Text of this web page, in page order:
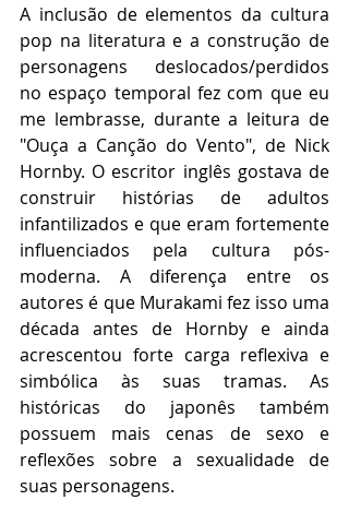
A inclusão de elementos da cultura
pop na literatura e a construção de
personagens deslocados/perdidos
no espaço temporal fez com que eu
me lembrasse, durante a leitura de
"Ouça a Canção do Vento", de Nick
Hornby. O escritor inglês gostava de
construir histórias de adultos
infantilizados e que eram fortemente
influenciados pela cultura pós-
moderna. A diferença entre os
autores é que Murakami fez isso uma
década antes de Hornby e ainda
acrescentou forte carga reflexiva e
simbólica às suas tramas. As
históricas do japonês também
possuem mais cenas de sexo e
reflexões sobre a sexualidade de
suas personagens.